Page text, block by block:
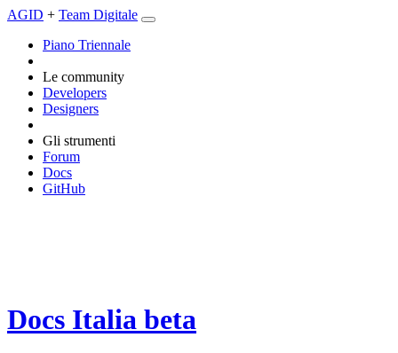
AGID + Team Digitale
Piano Triennale
Le community
Developers
Designers
Gli strumenti
Forum
Docs
GitHub
Docs Italia beta